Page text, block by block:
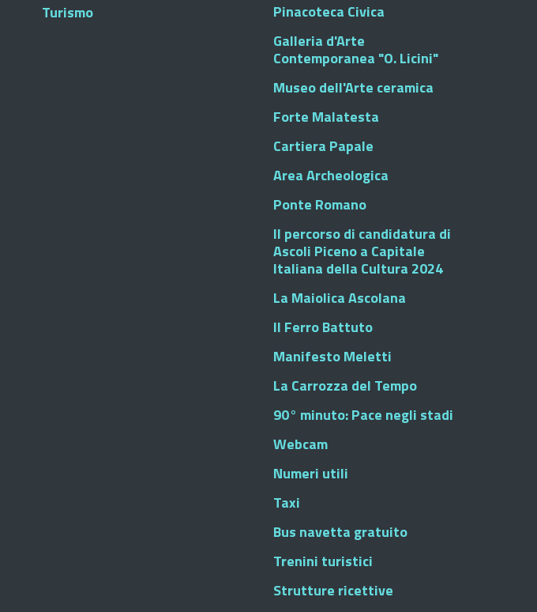
Turismo
Pinacoteca Civica
Galleria d'Arte
Contemporanea "O. Licini"
Museo dell'Arte ceramica
Forte Malatesta
Cartiera Papale
Area Archeologica
Ponte Romano
Il percorso di candidatura di
Ascoli Piceno a Capitale
Italiana della Cultura 2024
La Maiolica Ascolana
Il Ferro Battuto
Manifesto Meletti
La Carrozza del Tempo
90° minuto: Pace negli stadi
Webcam
Numeri utili
Taxi
Bus navetta gratuito
Trenini turistici
Strutture ricettive